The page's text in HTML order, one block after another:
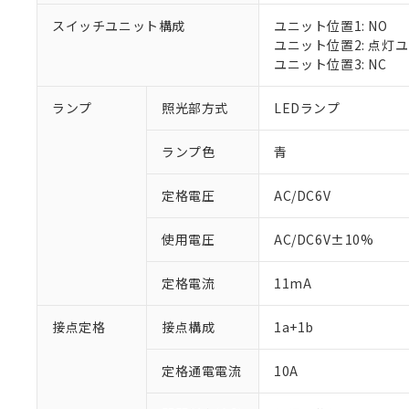
スイッチユニット構成
ユニット位置1: NO
ユニット位置2: 点灯
ユニット位置3: NC
ランプ 照光部方式 LEDランプ
ランプ色 青
定格電圧 AC/DC6V
使用電圧 AC/DC6V±10%
定格電流 11mA
接点定格 接点構成 1a+1b
定格通電電流 10A
ご利用条件
以下の条件をお読
在庫状況お
い。
※1 対応状況
対応予定なし：
調査・確認中：
非該当品：ライセ
仕入先様の事情に
鉛(Pb) 1000ppm以下、
六価クロム(Cr(Ⅵ))
フタル酸ビス(2-エチル
ル（DBP） 1000ppm
フタル酸エステル類の
※1 中国
「○」：最大均質
「×」：最大均質
「－」：未確認で
Cr(Ⅵ)(六価クロム) :
当社は規制
当社は貴社
記